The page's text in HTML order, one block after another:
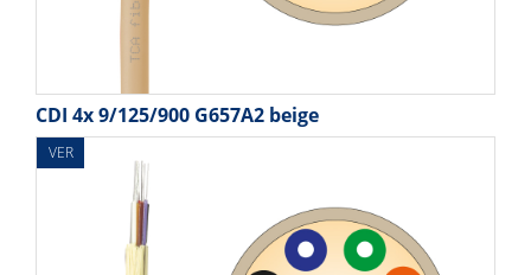
CDI 4x 9/125/900 G657A2 beige
VER